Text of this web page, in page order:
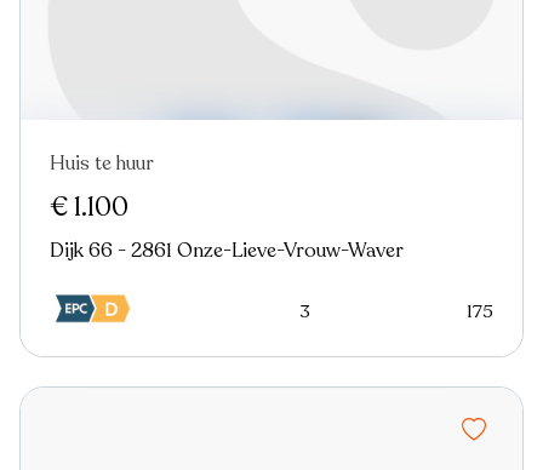
Huis te huur
€ 1.100
Dijk 66 - 2861 Onze-Lieve-Vrouw-Waver
3 175